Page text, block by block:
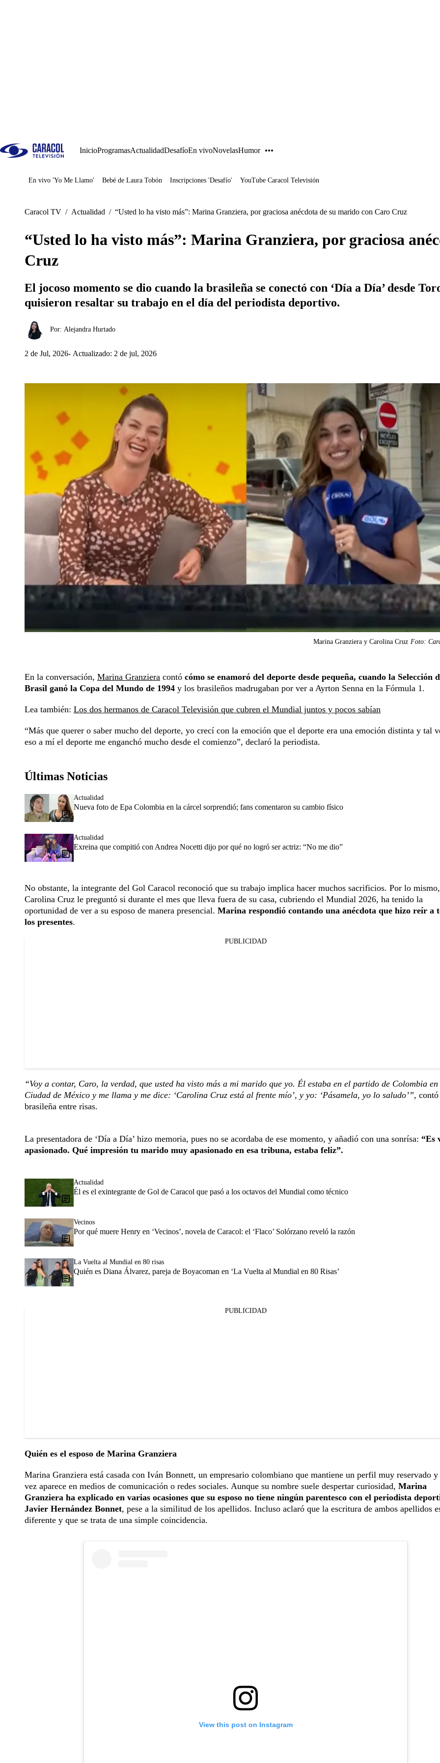
InicioProgramasActualidadDesafíoEn vivoNovelasHumor
Juegos
En vivo 'Yo Me Llamo' Bebé de Laura Tobón Inscripciones 'Desafío' YouTube Caracol Televisión
Caracol TV / Actualidad / “Usted lo ha visto más”: Marina Granziera, por graciosa anécdota de su marido con Caro Cruz
“Usted lo ha visto más”: Marina Granziera, por graciosa
Cruz
El jocoso momento se dio cuando la brasileña se conectó con ‘Día a Día’ desde
quisieron resaltar su trabajo en el día del periodista deportivo.
Por: Alejandra Hurtado
2 de Jul, 2026 Actualizado: 2 de jul, 2026
Marina Granziera y Carolina Cruz Foto:
En la conversación, Marina Granziera contó cómo se enamoró del deporte desde pequeña, cuando la Selección
Brasil ganó la Copa del Mundo de 1994 y los brasileños madrugaban por ver a Ayrton Senna en la Fórmula 1.
Lea también: Los dos hermanos de Caracol Televisión que cubren el Mundial juntos y pocos sabían
“Más que querer o saber mucho del deporte, yo crecí con la emoción que el deporte era una emoción distinta y tal
eso a mí el deporte me enganchó mucho desde el comienzo”, declaró la periodista.
Últimas Noticias
Actualidad
Nueva foto de Epa Colombia en la cárcel sorprendió; fans comentaron su cambio físico
Actualidad
Exreina que compitió con Andrea Nocetti dijo por qué no logró ser actriz: “No me dio”
No obstante, la integrante del Gol Caracol reconoció que su trabajo implica hacer muchos sacrificios. Por lo mismo,
Carolina Cruz le preguntó si durante el mes que lleva fuera de su casa, cubriendo el Mundial 2026, ha tenido la
oportunidad de ver a su esposo de manera presencial. Marina respondió contando una anécdota que hizo reír a
los presentes.
PUBLICIDAD
“Voy a contar, Caro, la verdad, que usted ha visto más a mi marido que yo. Él estaba en el partido de Colombia
Ciudad de México y me llama y me dice: ‘Carolina Cruz está al frente mío’, y yo: ‘Pásamela, yo lo saludo’”,
brasileña entre risas.
La presentadora de ‘Día a Día’ hizo memoria, pues no se acordaba de ese momento, y añadió con una sonrísa: “Es
apasionado. Qué impresión tu marido muy apasionado en esa tribuna, estaba feliz”.
Actualidad
Él es el exintegrante de Gol de Caracol que pasó a los octavos del Mundial como técnico
Vecinos
Por qué muere Henry en ‘Vecinos’, novela de Caracol: el ‘Flaco’ Solórzano reveló la razón
La Vuelta al Mundial en 80 risas
Quién es Diana Álvarez, pareja de Boyacoman en ‘La Vuelta al Mundial en 80 Risas’
PUBLICIDAD
Quién es el esposo de Marina Granziera
Marina Granziera está casada con Iván Bonnett, un empresario colombiano que mantiene un perfil muy reservado y
vez aparece en medios de comunicación o redes sociales. Aunque su nombre suele despertar curiosidad, Marina
Granziera ha explicado en varias ocasiones que su esposo no tiene ningún parentesco con el periodista
Javier Hernández Bonnet, pese a la similitud de los apellidos. Incluso aclaró que la escritura de ambos apellidos
diferente y que se trata de una simple coincidencia.
View this post on Instagram